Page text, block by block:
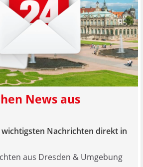
News aus
wichtigsten Nachrichten direkt in
aus Dresden & Umgebung